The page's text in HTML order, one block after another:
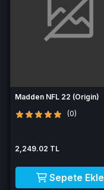
Madden NFL 22 (Origin)
(0)
2,249.02 TL
Sepete Ekle